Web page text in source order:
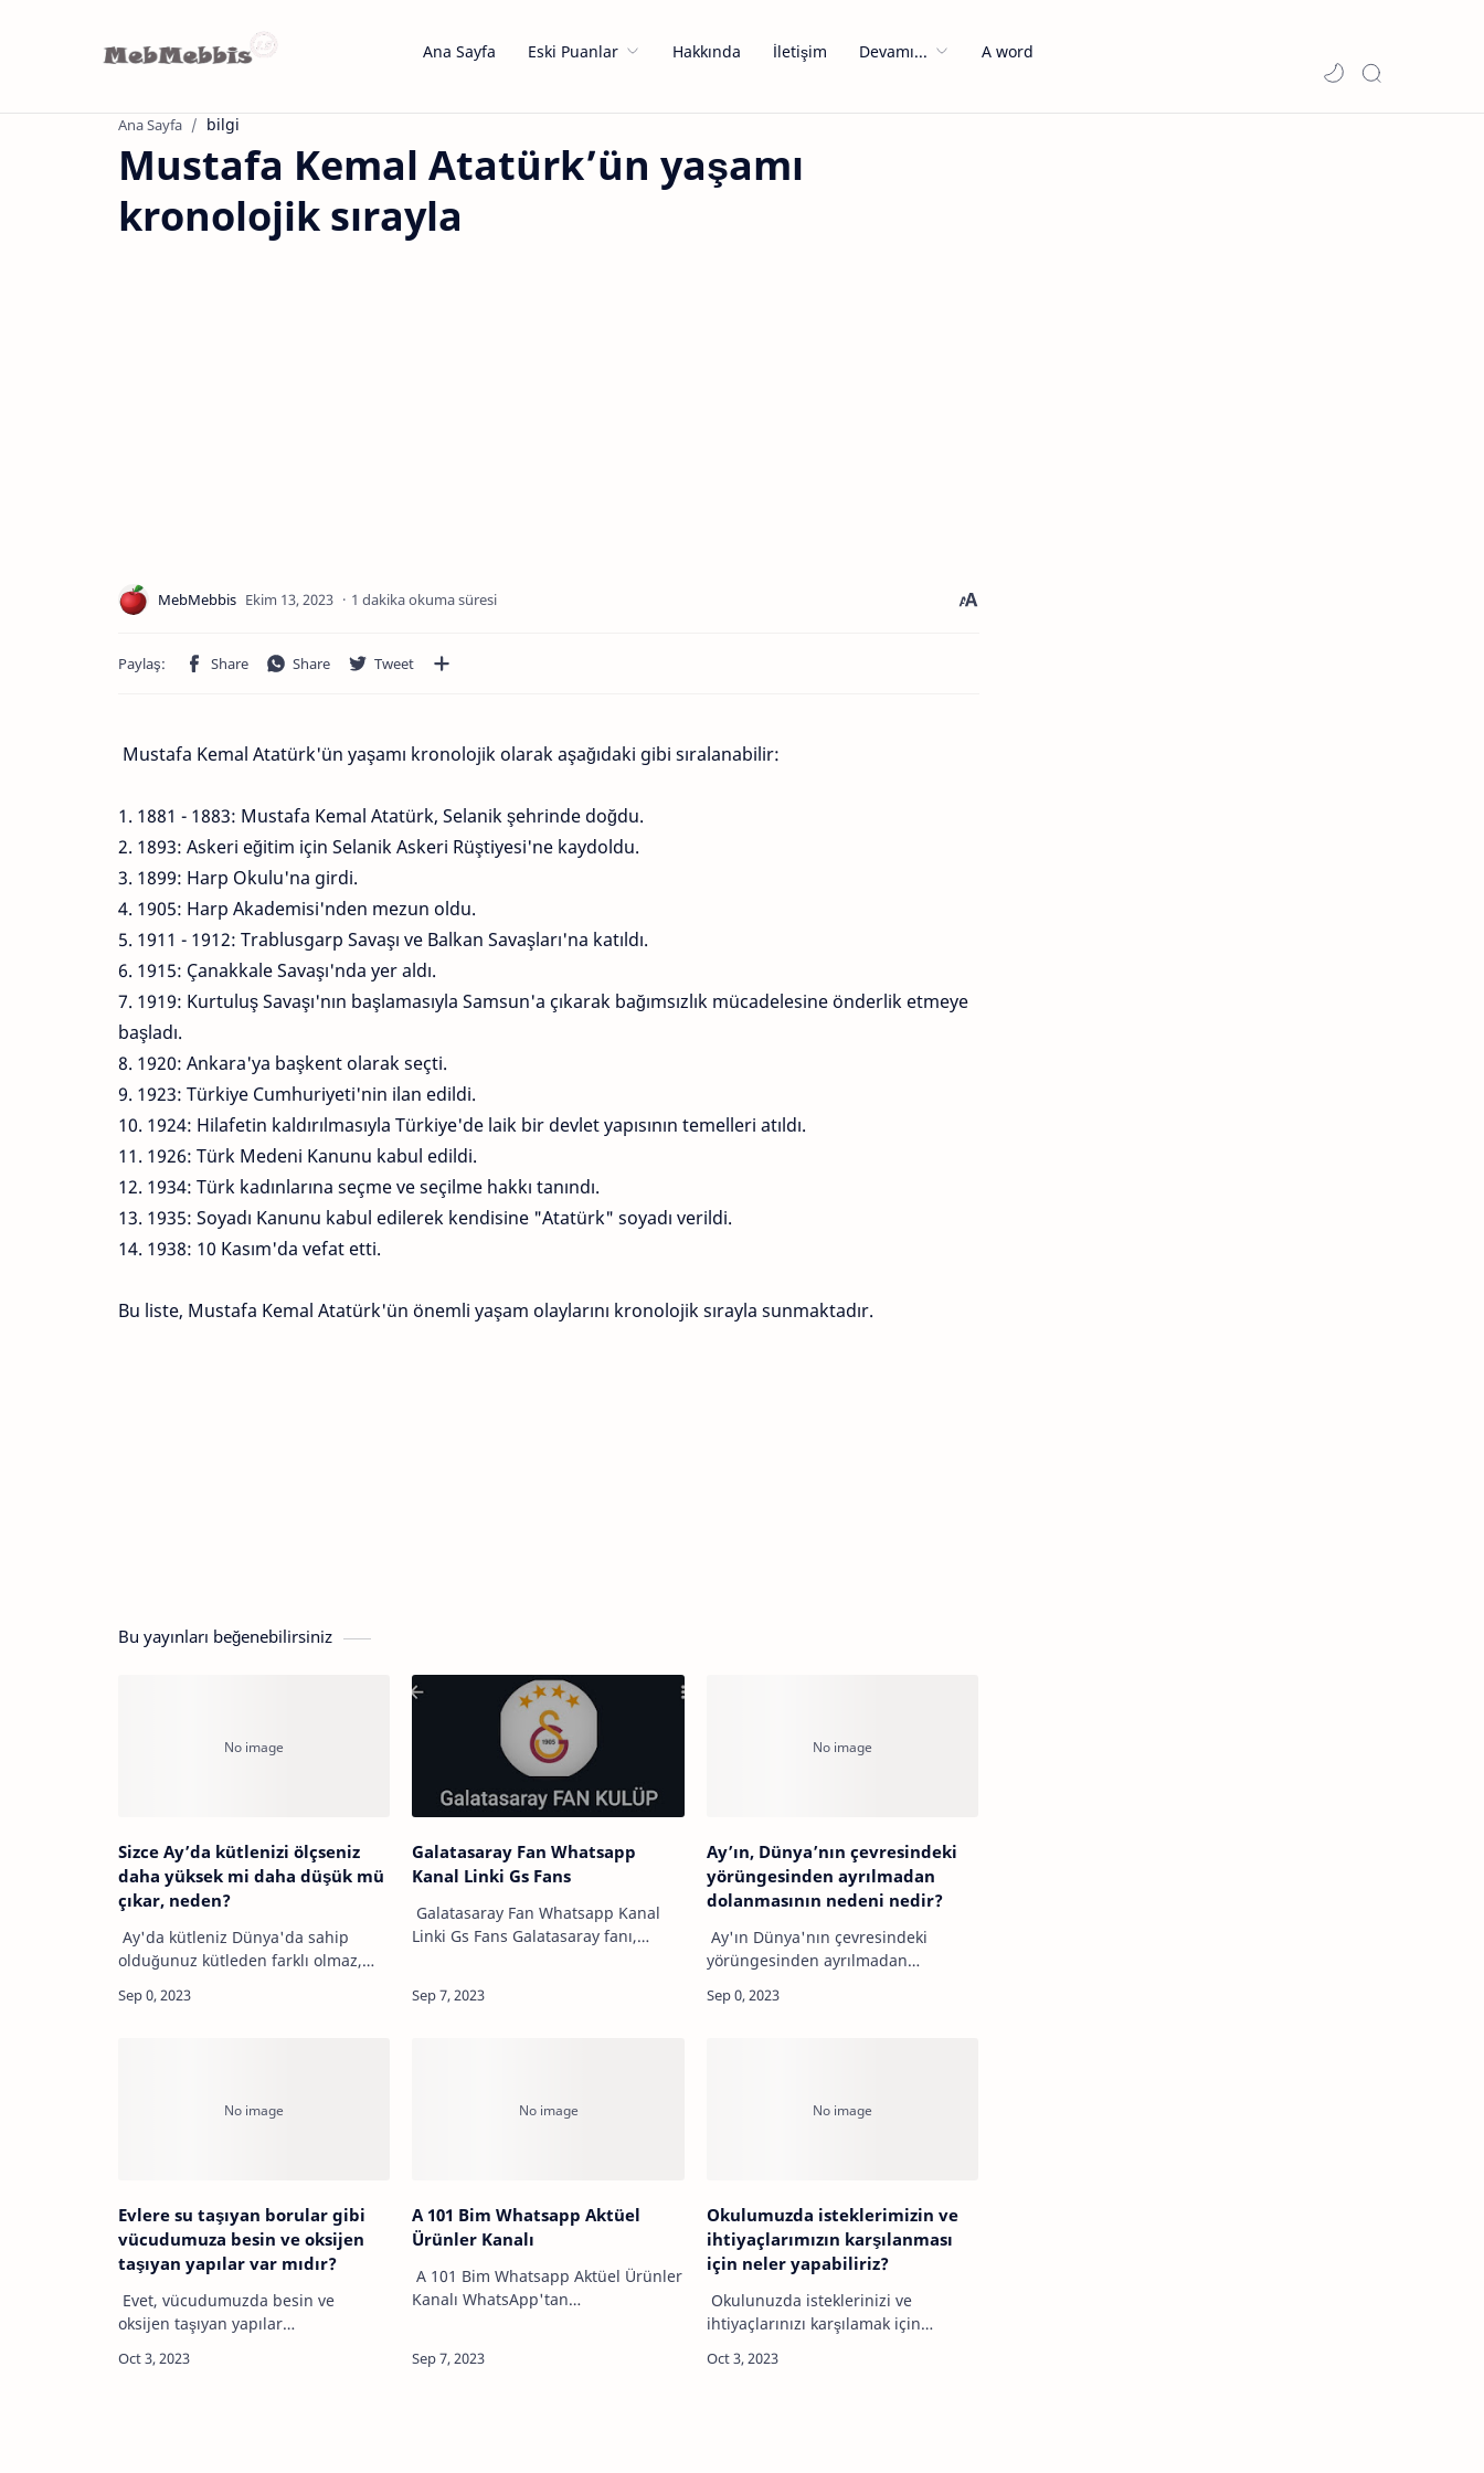
Ana Sayfa Eski Puanlar Hakkında İletişim Devamı... A word
Ana Sayfa bilgi
Mustafa Kemal Atatürk’ün yaşamı
kronolojik sırayla
1 dakika okuma süresi
Mustafa Kemal Atatürk'ün yaşamı kronolojik olarak aşağıdaki gibi sıralanabilir:
1. 1881 - 1883: Mustafa Kemal Atatürk, Selanik şehrinde doğdu.
2. 1893: Askeri eğitim için Selanik Askeri Rüştiyesi'ne kaydoldu.
3. 1899: Harp Okulu'na girdi.
4. 1905: Harp Akademisi'nden mezun oldu.
5. 1911 - 1912: Trablusgarp Savaşı ve Balkan Savaşları'na katıldı.
6. 1915: Çanakkale Savaşı'nda yer aldı.
7. 1919: Kurtuluş Savaşı'nın başlamasıyla Samsun'a çıkarak bağımsızlık mücadelesine önderlik etmeye
başladı.
8. 1920: Ankara'ya başkent olarak seçti.
9. 1923: Türkiye Cumhuriyeti'nin ilan edildi.
10. 1924: Hilafetin kaldırılmasıyla Türkiye'de laik bir devlet yapısının temelleri atıldı.
11. 1926: Türk Medeni Kanunu kabul edildi.
12. 1934: Türk kadınlarına seçme ve seçilme hakkı tanındı.
13. 1935: Soyadı Kanunu kabul edilerek kendisine "Atatürk" soyadı verildi.
14. 1938: 10 Kasım'da vefat etti.
Bu liste, Mustafa Kemal Atatürk'ün önemli yaşam olaylarını kronolojik sırayla sunmaktadır.
Bu yayınları beğenebilirsiniz
Sizce Ay’da kütlenizi ölçseniz
daha yüksek mi daha düşük mü
çıkar, neden?
Ay'da kütleniz Dünya'da sahip
olduğunuz kütleden farklı olmaz,
madde miktarını temsil eder ve
Galatasaray Fan Whatsapp
Kanal Linki Gs Fans
Galatasaray Fan Whatsapp Kanal
Linki Gs Fans Galatasaray fanı,
çeşitli spor branşlarında faaliyet
Ay’ın, Dünya’nın çevresindeki
yörüngesinden ayrılmadan
dolanmasının nedeni nedir?
Ay'ın Dünya'nın çevresindeki
yörüngesinden ayrılmadan
etkisidir. Bu yörüngeyi koruyan ana
Evlere su taşıyan borular gibi
vücudumuza besin ve oksijen
taşıyan yapılar var mıdır?
Evet, vücudumuzda besin ve
oksijen taşıyan yapılar
görevi üstlenen ana yapıdır.
A 101 Bim Whatsapp Aktüel
Ürünler Kanalı
A 101 Bim Whatsapp Aktüel Ürünler
Kanalı WhatsApp'tan
whatsapp kanalı açıldı. Kanala
Okulumuzda isteklerimizin ve
ihtiyaçlarımızın karşılanması
için neler yapabiliriz?
Okulunuzda isteklerinizi ve
ihtiyaçlarınızı karşılamak için
düşünebilirsiniz:1. Öğrenci